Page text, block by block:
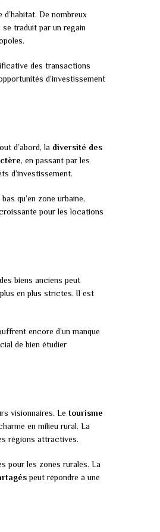
De nombreux
traduit par un regain
des transactions
d’investissement
d’abord, la diversité des
, en passant par les
d’investissement.
qu’en zone urbaine,
pour les locations
des biens anciens peut
en plus strictes. Il est
encore d’un manque
de bien étudier
visionnaires. Le tourisme
en milieu rural. La
régions attractives.
pour les zones rurales. La
peut répondre à une